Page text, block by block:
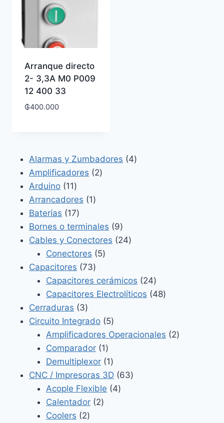
Arranque directo
2- 3,3A M0 P009
12 400 33
₲400.000
Alarmas y Zumbadores 44
Amplificadores 22
Arduino 1111
productos
Arrancadores 11
Baterías 1717
productos
Bornes o terminales 99
productos
Cables y Conectores 2424
Conectores 55
Capacitores 7373
productos
Capacitores cerámicos 2424
productos
Capacitores Electrolíticos 4848
Cerraduras 33
productos
Circuito Integrado 55
productos
Amplificadores Operacionales 22
Comparador 11
producto
Demultiplexor 11
producto
CNC / Impresoras 3D 6363
Acople Flexible 44
Calentador 22
Coolers 22